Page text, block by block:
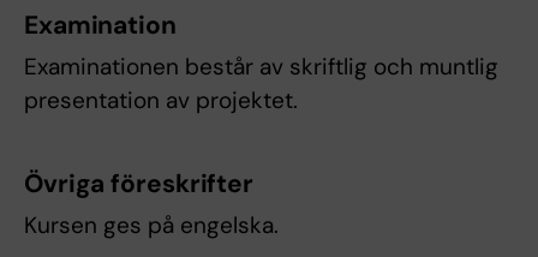
Examination
Examinationen består av skriftlig och muntlig
presentation av projektet.
Övriga föreskrifter
Kursen ges på engelska.